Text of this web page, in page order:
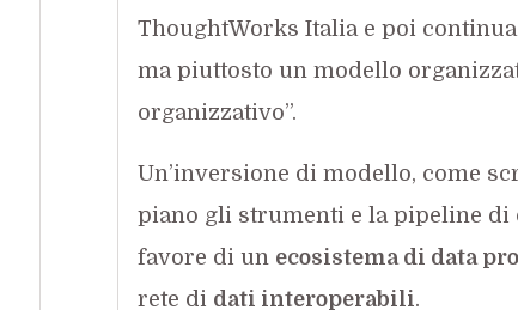
ThoughtWorks Italia e poi
ma piuttosto un modello
organizzativo”.
Un’inversione di modello, come
piano gli strumenti e la pipeline di
favore di un ecosistema di data
rete di dati interoperabili.